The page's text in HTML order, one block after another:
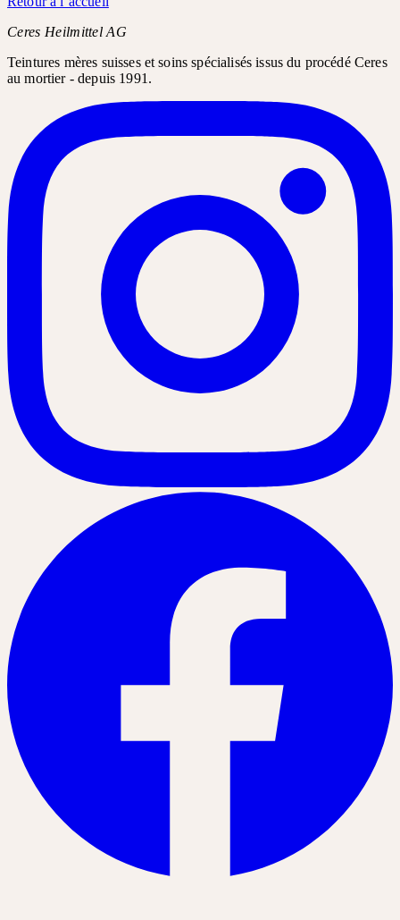
Ceres Heilmittel AG
Teintures mères suisses et soins spécialisés issus du procédé Ceres
au mortier - depuis 1991.